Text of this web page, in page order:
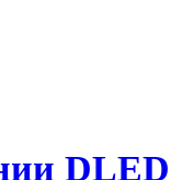
DLED